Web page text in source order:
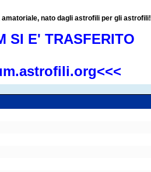
nato dagli astrofili per gli astrofili!
SI E' TRASFERITO